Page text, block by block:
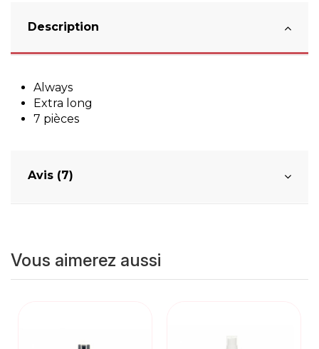
Description
Always
Extra long
7 pièces
Avis (7)
Vous aimerez aussi